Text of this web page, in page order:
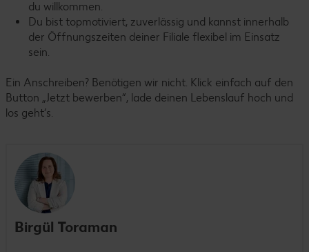
du willkommen.
Du bist topmotiviert, zuverlässig und kannst innerhalb
der Öffnungszeiten deiner Filiale flexibel im Einsatz
sein.
Ein Anschreiben? Benötigen wir nicht. Klick einfach auf den
Button „Jetzt bewerben“, lade deinen Lebenslauf hoch und
los geht’s.
Birgül Toraman